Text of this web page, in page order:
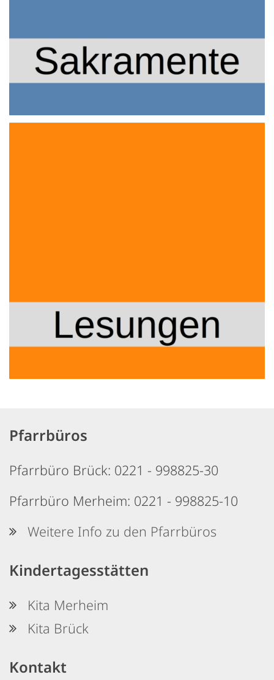
Pfarrbüros
Pfarrbüro Brück: 0221 - 998825-30
Pfarrbüro Merheim: 0221 - 998825-10
Weitere Info zu den Pfarrbüros
Kindertagesstätten
Kita Merheim
Kita Brück
Kontakt